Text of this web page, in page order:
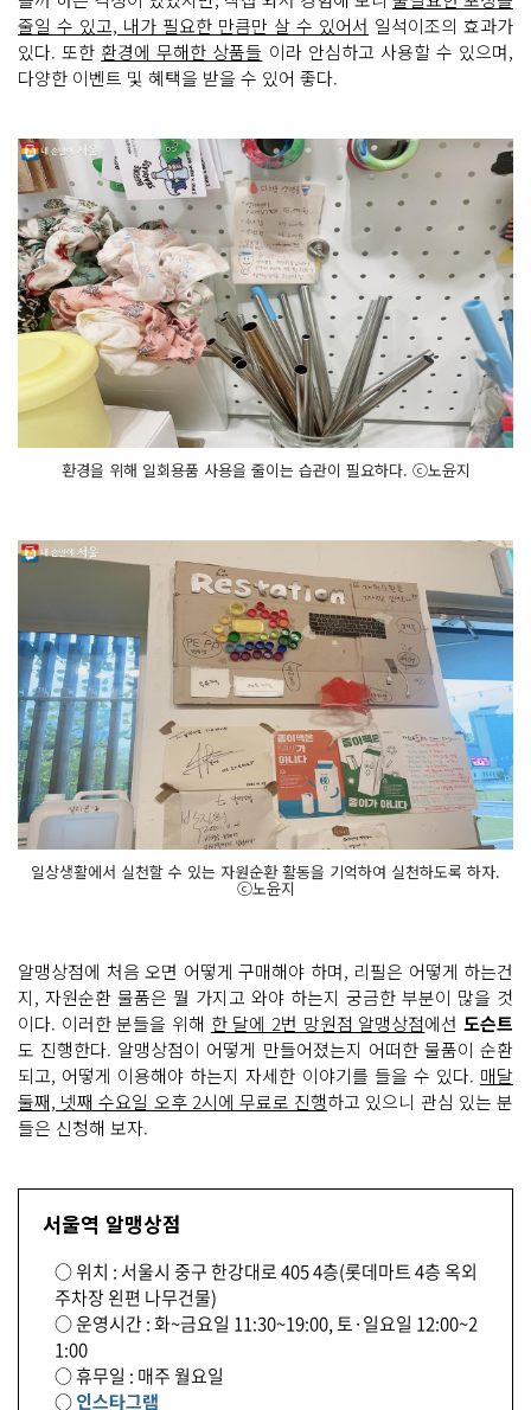
줄일 수 있고, 내가 필요한 만큼만 살 수 있어서 일석이조의 효과가
있다. 또한 환경에 무해한 상품들 이라 안심하고 사용할 수 있으며,
다양한 이벤트 및 혜택을 받을 수 있어 좋다.
환경을 위해 일회용품 사용을 줄이는 습관이 필요하다. ⓒ노윤지
일상생활에서 실천할 수 있는 자원순환 활동을 기억하여 실천하도록 하자.
ⓒ노윤지
알맹상점에 처음 오면 어떻게 구매해야 하며, 리필은 어떻게 하는건
지, 자원순환 물품은 뭘 가지고 와야 하는지 궁금한 부분이 많을 것
이다. 이러한 분들을 위해 한 달에 2번 망원점 알맹상점에선도슨트
도 진행한다. 알맹상점이 어떻게 만들어졌는지 어떠한 물품이 순환
되고, 어떻게 이용해야 하는지 자세한 이야기를 들을 수 있다. 매달
둘째, 넷째 수요일 오후 2시에 무료로 진행하고 있으니 관심 있는 분
들은 신청해 보자.
서울역 알맹상점
○ 위치 : 서울시 중구 한강대로 405 4층(롯데마트 4층 옥외
주차장 왼편 나무건물)
○ 운영시간 : 화~금요일 11:30~19:00, 토·일요일 12:00~2
1:00
○ 휴무일 : 매주 월요일
○인스타그램